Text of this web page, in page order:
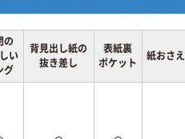
の
い
グ
背見出し紙の
抜き差し
表紙裏
ポケット
紙おさえ